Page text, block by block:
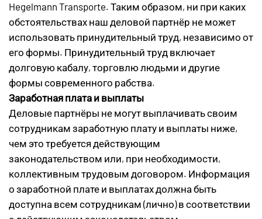
Hegelmann Transporte. Таким образом, ни при каких
обстоятельствах наш деловой партнёр не может
использовать принудительный труд, независимо от
его формы. Принудительный труд включает
долговую кабалу, торговлю людьми и другие
формы современного рабства.
Заработная плата и выплаты
Деловые партнёры не могут выплачивать своим
сотрудникам заработную плату и выплаты ниже,
чем это требуется действующим
законодательством или, при необходимости,
коллективным трудовым договором. Информация
о заработной плате и выплатах должна быть
доступна всем сотрудникам (лично) в соответствии